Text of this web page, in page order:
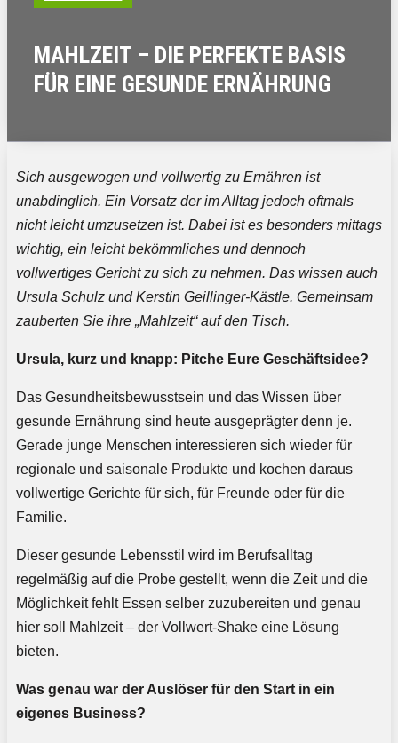
MAHLZEIT – DIE PERFEKTE BASIS
FÜR EINE GESUNDE ERNÄHRUNG
Sich ausgewogen und vollwertig zu Ernähren ist
unabdinglich. Ein Vorsatz der im Alltag jedoch oftmals
nicht leicht umzusetzen ist. Dabei ist es besonders mittags
wichtig, ein leicht bekömmliches und dennoch
vollwertiges Gericht zu sich zu nehmen. Das wissen auch
Ursula Schulz und Kerstin Geillinger-Kästle. Gemeinsam
zauberten Sie ihre „Mahlzeit“ auf den Tisch.
Ursula, kurz und knapp: Pitche Eure Geschäftsidee?
Das Gesundheitsbewusstsein und das Wissen über
gesunde Ernährung sind heute ausgeprägter denn je.
Gerade junge Menschen interessieren sich wieder für
regionale und saisonale Produkte und kochen daraus
vollwertige Gerichte für sich, für Freunde oder für die
Familie.
Dieser gesunde Lebensstil wird im Berufsalltag
regelmäßig auf die Probe gestellt, wenn die Zeit und die
Möglichkeit fehlt Essen selber zuzubereiten und genau
hier soll Mahlzeit – der Vollwert-Shake eine Lösung
bieten.
Was genau war der Auslöser für den Start in ein
eigenes Business?